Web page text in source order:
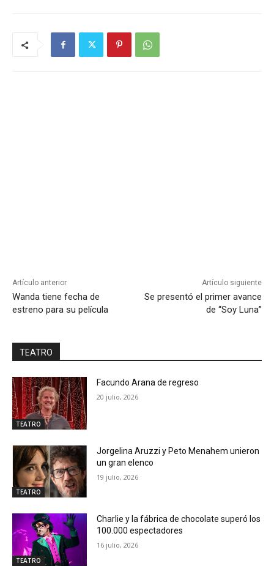
Artículo anterior
Wanda tiene fecha de
estreno para su película
Artículo siguiente
Se presentó el primer avance
de “Soy Luna”
TEATRO
TEATRO
Facundo Arana de regreso
20 julio, 2026
TEATRO
Jorgelina Aruzzi y Peto Menahem unieron
un gran elenco
19 julio, 2026
TEATRO
Charlie y la fábrica de chocolate superó los
100.000 espectadores
16 julio, 2026